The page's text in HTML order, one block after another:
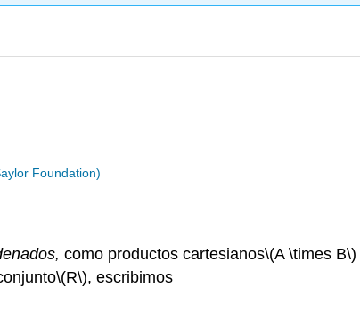
Foundation)
como productos cartesianos\(A \times B\)
\(R\), escribimos